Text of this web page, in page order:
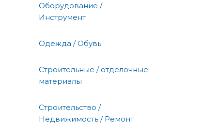
Оборудование /
Инструмент
Одежда / Обувь
Строительные / отделочные
материалы
Строительство /
Недвижимость / Ремонт